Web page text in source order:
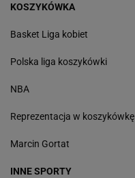
KOSZYKÓWKA
Basket Liga kobiet
Polska liga koszykówki
NBA
Reprezentacja w koszykówkę
Marcin Gortat
INNE SPORTY